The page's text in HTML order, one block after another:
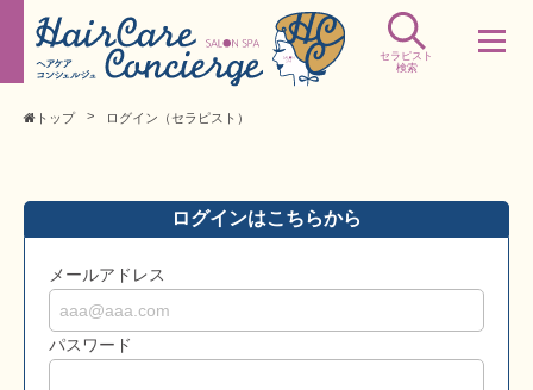
セラピスト
検索
トップ ログイン（セラピスト）
ログインはこちらから
メールアドレス
パスワード